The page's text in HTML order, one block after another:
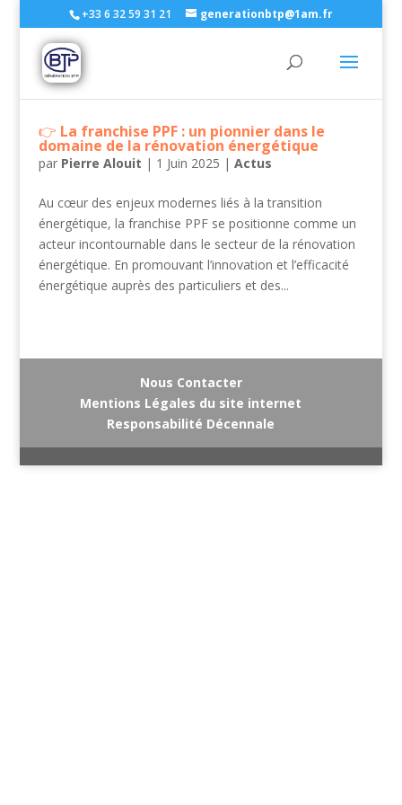
+33 6 32 59 31 21 generationbtp@1am.fr
La franchise PPF : un pionnier dans le
domaine de la rénovation énergétique
par Pierre Alouit | 1 Juin 2025 | Actus
Au cœur des enjeux modernes liés à la transition
énergétique, la franchise PPF se positionne comme un
acteur incontournable dans le secteur de la rénovation
énergétique. En promouvant l’innovation et l’efficacité
énergétique auprès des particuliers et des...
Nous Contacter
Mentions Légales du site internet
Responsabilité Décennale